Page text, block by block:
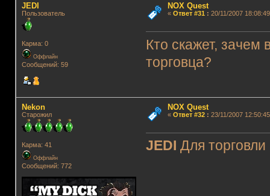
JEDI
Пользователь
Карма: 0
Оффлайн
Сообщений: 59
NOX Quest
« Ответ #31 : 20/11/2007
Кто скажет,
торговца?
Nekon
Старожил
Карма: 41
Оффлайн
Сообщений: 772
NOX Quest
« Ответ #32: 23/11/2007
JEDI Для